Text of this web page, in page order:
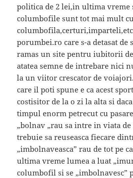
politica de 2 lei,in ultima vreme
columbofile sunt tot mai mult
porumbei.ro care s-a detasat de
ramas un site pentru iubitorii
atatea semne de intrebare nici
la un viitor crescator de
care il poti spune e ca acest
costisitor de la o zi la alta si
timpul enorm petrecut cu
„bolnav „rau sa intre in viata
trebuie sa reuseasca fiecare
„imbolnaveasca” rau de tot pe
ultima vreme lumea a luat
columbofil si se „imbolnavesc”